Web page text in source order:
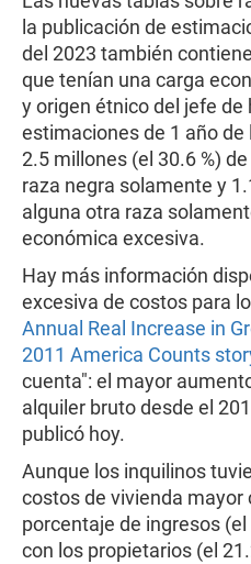
la publicación de
del 2023 también
que tenían una carga
y origen étnico del jefe de
estimaciones de 1 año de
2.5 millones (el 30.6 %)
raza negra solamente y
alguna otra raza
económica excesiva.
Hay más información
excesiva de costos para
Annual Real Increase in
2011 America Counts
cuenta": el mayor
alquiler bruto desde el
publicó hoy.
Aunque los inquilinos
costos de vivienda mayor
porcentaje de ingresos
con los propietarios (el